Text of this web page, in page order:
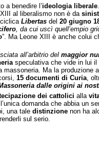
a benedire l’ideologia liberale
al liberalismo non è da
Libertas del 20 giugno
, da cui uscì quell’empio
”. Ma Leone XIII è anche colui
all’arbitrio del maggior
speculativa che vide in lui il
Ma la
15 documenti di Curia,
dalle origini ai
dei cattolici alla
domanda che abbia un
una tale distinzione non ha
sul serio.